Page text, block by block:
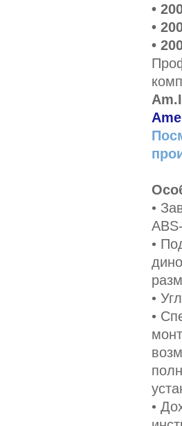
•
•
•
•
•
•
•
•